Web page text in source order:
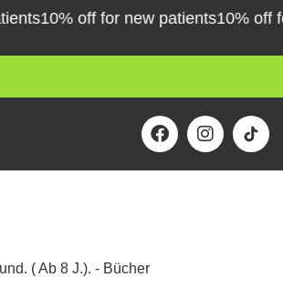
10% off for new patients10% off for
F
a
I
n
( Ab 8 J.). - Bücher